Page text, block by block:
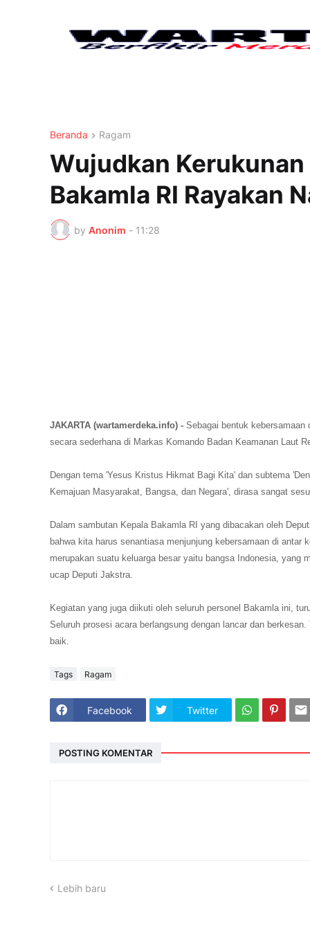
Beranda Ragam
Wujudkan
Bakamla RI Rayakan
by Anonim - 11:28
JAKARTA (wartamerdeka.info) - Sebagai bentuk kebersamaan
secara sederhana di Markas Komando Badan Keamanan Laut
Dengan tema 'Yesus Kristus Hikmat Bagi Kita' dan subtema
Kemajuan Masyarakat, Bangsa, dan Negara', dirasa sangat
Dalam sambutan Kepala Bakamla RI yang dibacakan oleh
bahwa kita harus senantiasa menjunjung kebersamaan di
merupakan suatu keluarga besar yaitu bangsa Indonesia, yang
ucap Deputi Jakstra.
Kegiatan yang juga diikuti oleh seluruh personel Bakamla ini,
Seluruh prosesi acara berlangsung dengan lancar dan
baik.
Tags Ragam
Facebook Twitter
POSTING KOMENTAR
Lebih baru